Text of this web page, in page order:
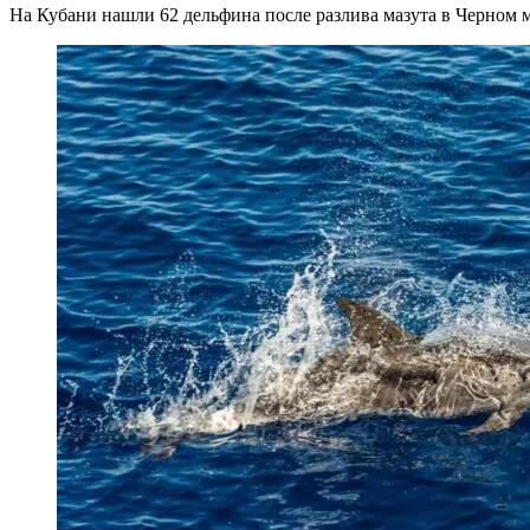
На Кубани нашли 62 дельфина после разлива мазута в Черном